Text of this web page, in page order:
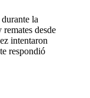
la
desde
intentaron
respondió